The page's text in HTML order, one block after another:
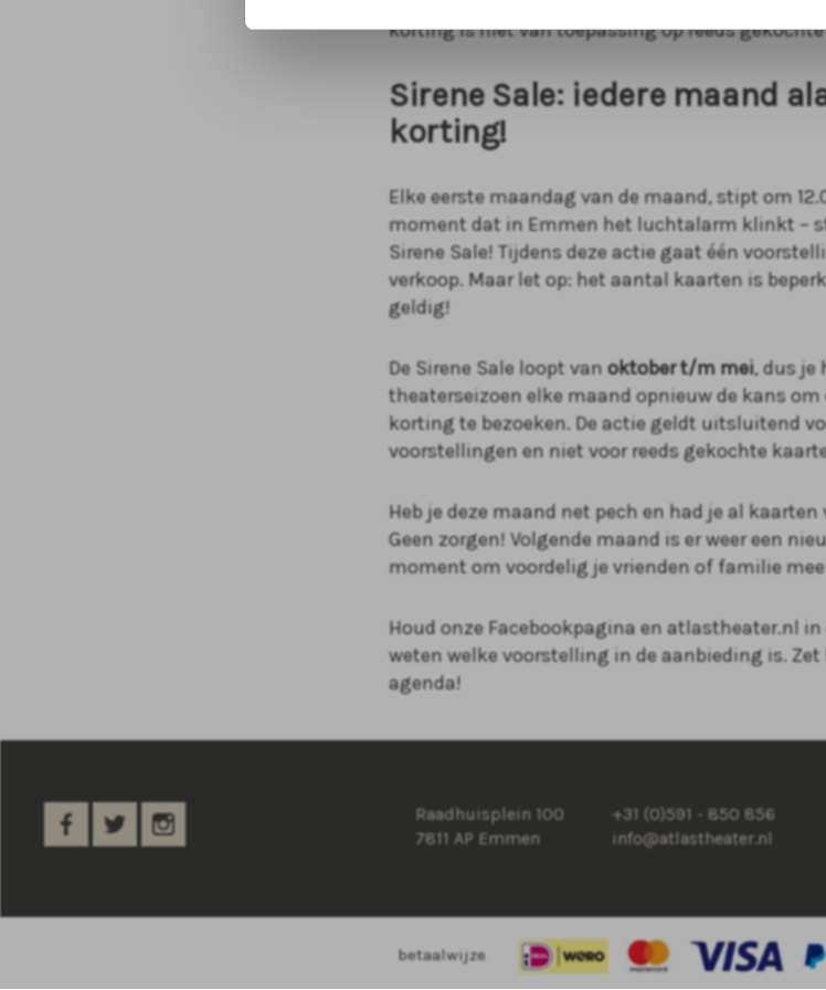
korting is niet van toepassing op reeds
Sirene Sale: iedere maand
korting!
Elke eerste maandag van de maand, stipt om
moment dat in Emmen het luchtalarm klinkt –
Sirene Sale! Tijdens deze actie gaat één
verkoop. Maar let op: het aantal kaarten is
geldig!
De Sirene Sale loopt van oktober t/m mei, dus je
theaterseizoen elke maand opnieuw de kans
korting te bezoeken. De actie geldt uitsluitend
voorstellingen en niet voor reeds gekochte
Heb je deze maand net pech en had je al
Geen zorgen! Volgende maand is er weer een
moment om voordelig je vrienden of familie
Houd onze Facebookpagina en atlastheater.nl
weten welke voorstelling in de aanbieding is.
agenda!
Raadhuisplein 100
+31 (0)591 - 850 856
7811 AP Emmen
info@atlastheater.nl
betaalwijze